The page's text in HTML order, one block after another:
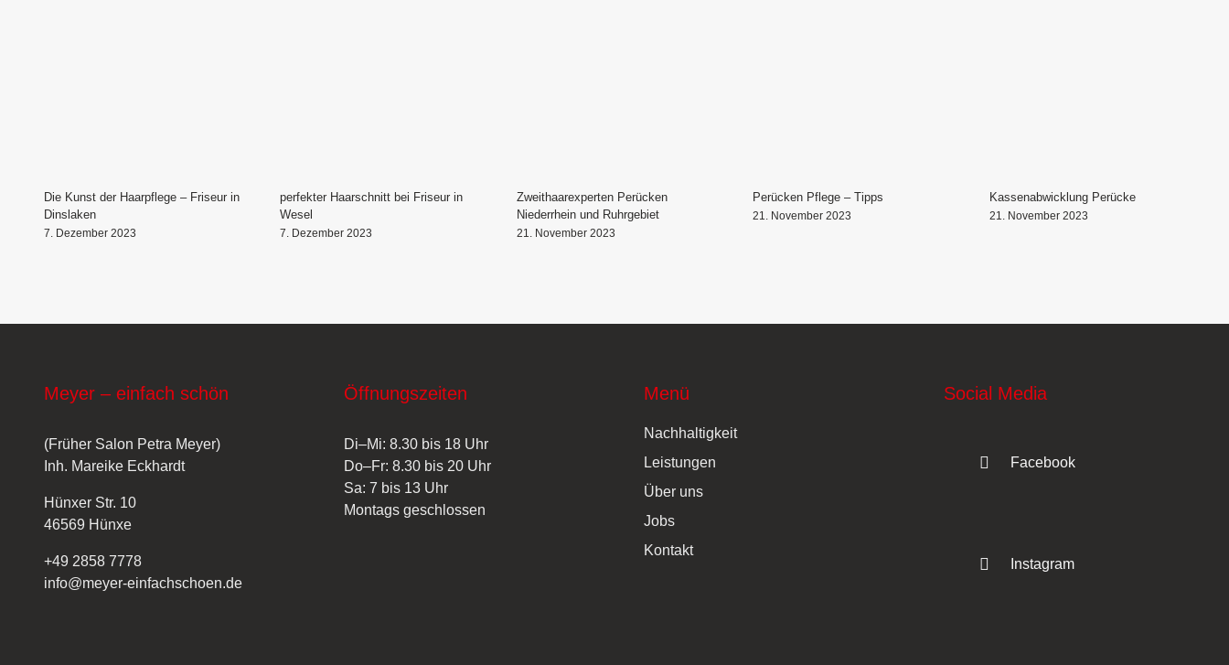
Die Kunst der Haarpflege – Friseur in
Dinslaken
7. Dezember 2023
perfekter Haarschnitt bei Friseur in
Wesel
7. Dezember 2023
Zweithaarexperten Perücken
Niederrhein und Ruhrgebiet
21. November 2023
Perücken Pflege – Tipps
21. November 2023
Kassenabwicklung Perücke
21. November 2023
Meyer – einfach schön
(Früher Salon Petra Meyer)
Inh. Mareike Eckhardt
Hünxer Str. 10
46569 Hünxe
+49 2858 7778
info@meyer-einfachschoen.de
Öffnungszeiten
Di–Mi: 8.30 bis 18 Uhr
Do–Fr: 8.30 bis 20 Uhr
Sa: 7 bis 13 Uhr
Montags geschlossen
Menü
Nachhaltigkeit
Leistungen
Über uns
Jobs
Kontakt
Social Media
Facebook
Instagram